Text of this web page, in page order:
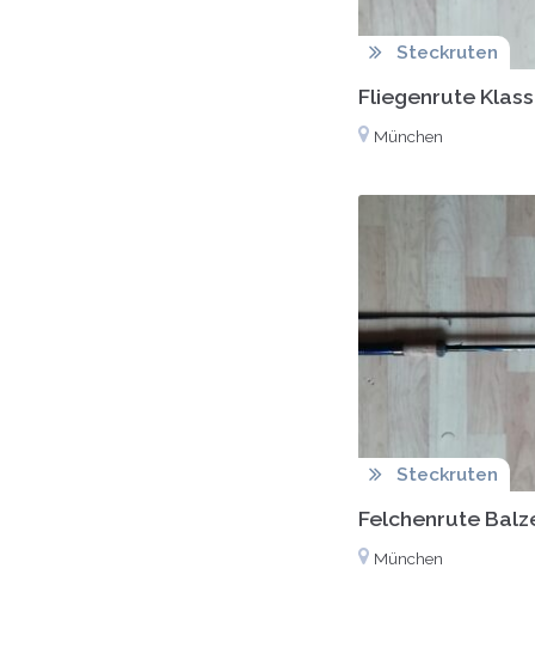
Steckruten
Fliegenrute
München
Steckruten
Felchenrute
München